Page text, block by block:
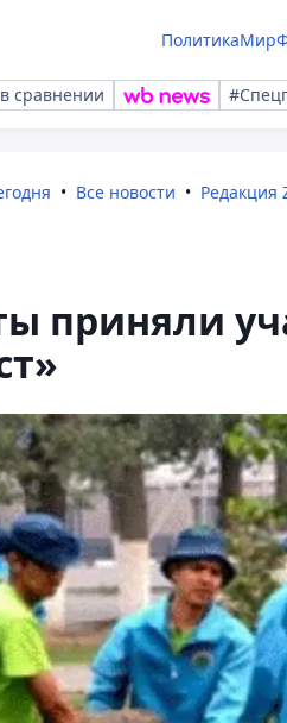
ПолитикаМир
сравнении
Все новости Редакция
приняли